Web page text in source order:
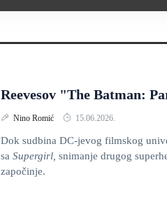
Reevesov "The Batman:
Nino Romić 15.06.2026.
Dok sudbina DC-jevog filmskog
sa Supergirl, snimanje drugog
započinje.